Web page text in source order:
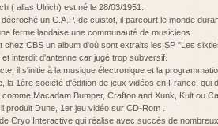
( alias Ulrich) est né le 28/03/1951.
un C.A.P. de cuistot, il parcourt le monde
ferme landaise une communauté de musiciens.
chez CBS un album d'où sont extraits les SP "Les
interdit d'antenne car jugé trop subversif.
il s'initie à la musique électronique et la
la 1ère société d'édition de jeux vidéos en France, qui
Macadam Bumper, Crafton and Xunk, Kult ou
produit Dune, 1er jeu vidéo sur CD-Rom .
Cryo Interactive qui réalise avec succès de